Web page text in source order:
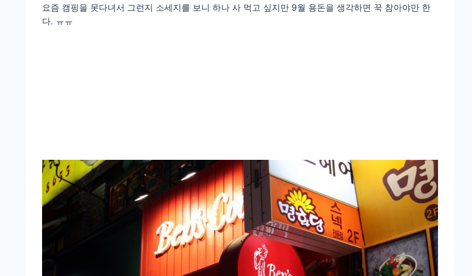
요즘 캠핑을 못다녀서 그런지 소세지를 보니 하나 사 먹고 싶지만 9월 용돈을 생각하면 꾹 참아야만 한
다. ㅠㅠ